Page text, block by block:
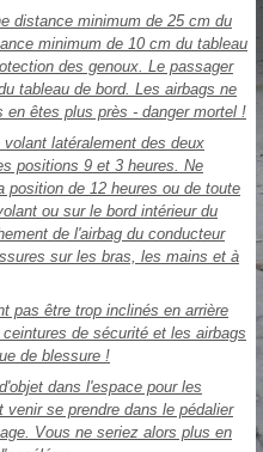
distance minimum de 25 cm du
minimum de 10 cm du tableau
des genoux. Le passager
tableau de bord. Les airbags ne
êtes plus près - danger mortel !
latéralement des deux
positions 9 et 3 heures. Ne
de 12 heures ou de toute
ou sur le bord intérieur du
de l'airbag du conducteur
sur les bras, les mains et à
pas être trop inclinés en arrière
de sécurité et les airbags
de blessure !
dans l'espace pour les
se prendre dans le pédalier
Vous ne seriez alors plus en